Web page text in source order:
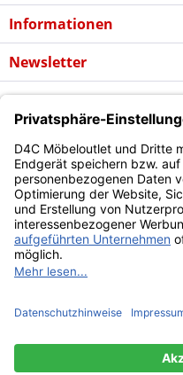
Informationen
Newsletter
* Alle Preise inkl. gesetzl.
ggf.
Copyright © d4c Möbel
Diese Website benutzt
der Website erforderlich
Andere Cookies, die den
erhöhen, der
sollen, werden nur